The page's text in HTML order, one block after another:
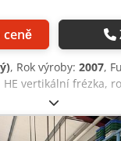
, Rok výroby: 2007,
HE vertikální frézka,
pojezdy X/Y/Z
267 mm, otáčky
Dsdpfx Amezh